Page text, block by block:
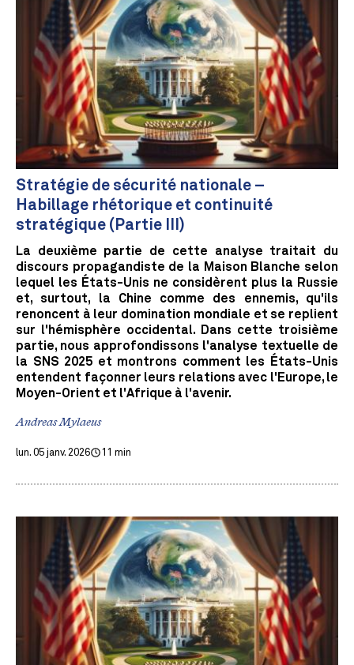
Stratégie de sécurité nationale –
Habillage rhétorique et continuité
stratégique (Partie III)
La deuxième partie de cette analyse traitait du
discours propagandiste de la Maison Blanche selon
lequel les États-Unis ne considèrent plus la Russie
et, surtout, la Chine comme des ennemis, qu'ils
renoncent à leur domination mondiale et se replient
sur l'hémisphère occidental. Dans cette troisième
partie, nous approfondissons l'analyse textuelle de
la SNS 2025 et montrons comment les États-Unis
entendent façonner leurs relations avec l'Europe, le
Moyen-Orient et l'Afrique à l'avenir.
Andreas Mylaeus
lun. 05 janv. 2026 11 min